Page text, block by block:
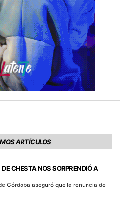
ARTÍCULOS
CHESTA NOS SORPRENDIÓ A
Córdoba aseguró que la renuncia de